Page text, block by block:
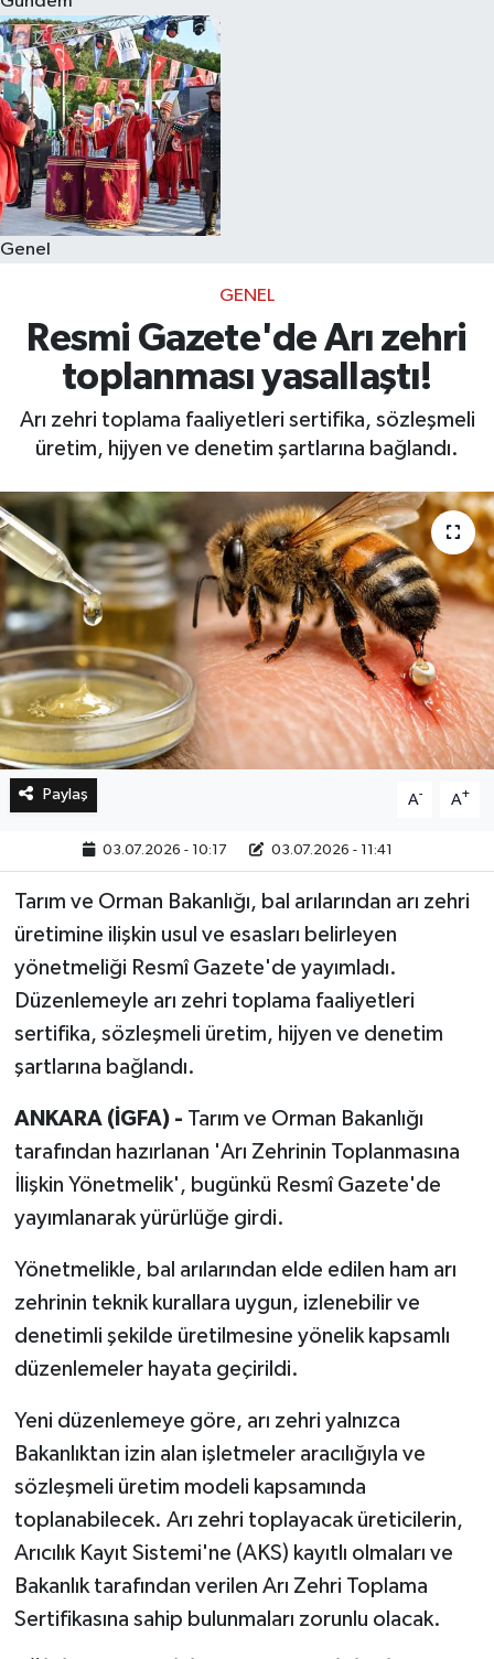
Genel
GENEL
Resmi Gazete'de Arı zehri
toplanması yasallaştı!
Arı zehri toplama faaliyetleri sertifika, sözleşmeli
üretim, hijyen ve denetim şartlarına bağlandı.
Paylaş A- A+
03.07.2026 - 10:17 03.07.2026 - 11:41
Tarım ve Orman Bakanlığı, bal arılarından arı zehri
üretimine ilişkin usul ve esasları belirleyen
yönetmeliği Resmî Gazete'de yayımladı.
Düzenlemeyle arı zehri toplama faaliyetleri
sertifika, sözleşmeli üretim, hijyen ve denetim
şartlarına bağlandı.
ANKARA (İGFA) - Tarım ve Orman Bakanlığı
tarafından hazırlanan 'Arı Zehrinin Toplanmasına
İlişkin Yönetmelik', bugünkü Resmî Gazete'de
yayımlanarak yürürlüğe girdi.
Yönetmelikle, bal arılarından elde edilen ham arı
zehrinin teknik kurallara uygun, izlenebilir ve
denetimli şekilde üretilmesine yönelik kapsamlı
düzenlemeler hayata geçirildi.
Yeni düzenlemeye göre, arı zehri yalnızca
Bakanlıktan izin alan işletmeler aracılığıyla ve
sözleşmeli üretim modeli kapsamında
toplanabilecek. Arı zehri toplayacak üreticilerin,
Arıcılık Kayıt Sistemi'ne (AKS) kayıtlı olmaları ve
Bakanlık tarafından verilen Arı Zehri Toplama
Sertifikasına sahip bulunmaları zorunlu olacak.
Eğitim
Sağlık
Dünya
Magazin
Kültür & Sanat
Teknoloji
Bilim
Genel
Bilim, Teknoloji